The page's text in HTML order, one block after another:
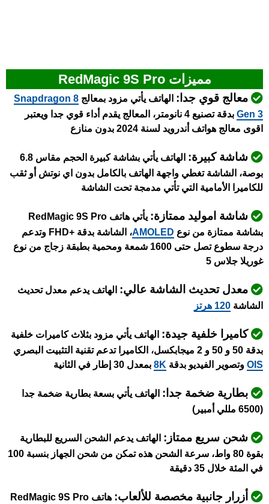
مميزات RedMagic 9S Pro
معالج قوي جدا: الهاتف يأتي مزود بمعالج Snapdragon 8
Gen 3
بدقة تصنيع 4 نانومتر، المعالج يقدم أداء قوي جدا ويعتبر
اقوى معالج هواتف أندرويد لسنة 2024 بدون منازع
شاشة كبيرة:
الهاتف يأتي بشاشة كبيرة الحجم مقاس 6.8
بوصة، الشاشة تغطي واجهة الهاتف بالكامل بدون اي نوتش أو ثقب
للكاميرا الأمامية التي تأتي مدمجة تحت الشاشة
شاشة اموليد ممتازة: يأتي
هاتف RedMagic 9S Pro
بشاشة ممتازة من نوع AMOLED، الشاشة بدقة +FHD و
تدعم
درجة سطوع تصل حتى 1600 شمعة ومحمية بطبقة زجاج من نوع
غوريلا جلاس 5
معدل تحديث الشاشة عالي: الهاتف يدعم معدل تحديث
الشاشة 120 هرتز
كاميرا خلفية جيدة: الهاتف يأتي مزود بثلاث كاميرات خلفية
بدقة 50 و 50 و 2 ميجابكسل، الكاميرا تدعم تقنية التثبيت البصري
OIS وتصوير الفيديو بدقة 8K بمعدل 30 إطار في الثانية
بطارية ضخمة جدا: الهاتف يأتي بسعة بطارية ضخمة جدا
(6500 مللي أمبير)
شحن سريع ممتاز: الهاتف يدعم الشحن السريع للبطارية
بقوة 80 واط، سرعة الشحن هذه تمكن من شحن الجهاز بنسبة 100
في المئة خلال 35 دقيقة
أزرار جانبية مخصصة للألعاب: هاتف RedMagic 9S Pro